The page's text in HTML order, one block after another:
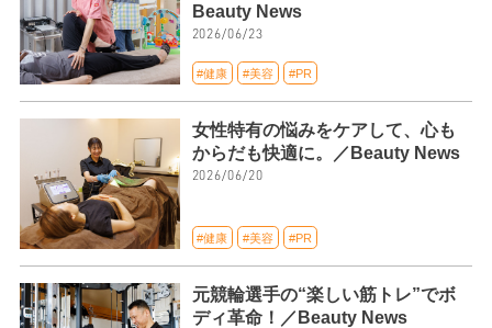
Beauty News
2026/06/23
#健康 #美容 #PR
女性特有の悩みをケアして、心も
からだも快適に。／Beauty News
2026/06/20
#健康 #美容 #PR
元競輪選手の“楽しい筋トレ”でボ
ディ革命！／Beauty News